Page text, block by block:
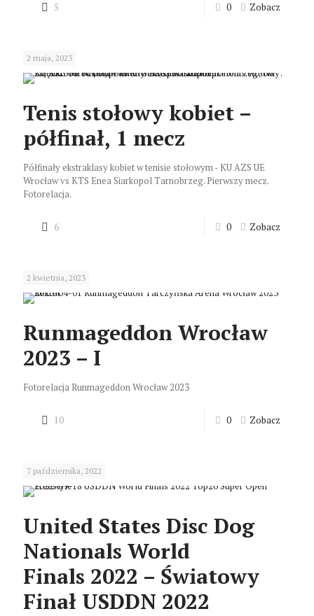
5 0 Zobacz
2 maja, 2023
Tenis stołowy kobiet –
półfinał, 1 mecz
Półfinały ekstraklasy kobiet w tenisie stołowym - KU AZS UE
Wrocław vs KTS Enea Siarkopol Tarnobrzeg. Pierwszy mecz.
Fotorelacja.
6 0 Zobacz
2 kwietnia, 2023
Runmageddon Wrocław
2023 – I
Fotorelacja Runmageddon Wrocław 2023
10 0 Zobacz
7 października, 2022
United States Disc Dog
Nationals World
Finals 2022 – Światowy
Finał USDDN 2022